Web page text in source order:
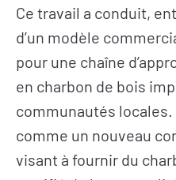
Ce travail a conduit,
d’un modèle
pour une chaîne
en charbon de bois
communautés
comme un nouveau
visant à fournir du